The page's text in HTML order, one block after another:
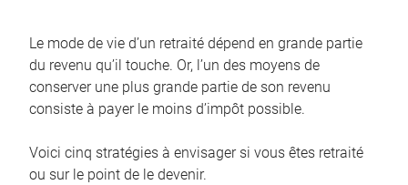
Le mode de vie d’un retraité dépend en grande partie
du revenu qu’il touche. Or, l’un des moyens de
conserver une plus grande partie de son revenu
consiste à payer le moins d’impôt possible.
Voici cinq stratégies à envisager si vous êtes retraité
ou sur le point de le devenir.